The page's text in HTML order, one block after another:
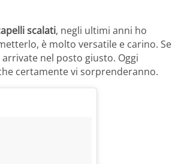
scalati, negli ultimi anni ho
è molto versatile e carino. Se
arrivate nel posto giusto. Oggi
certamente vi sorprenderanno.